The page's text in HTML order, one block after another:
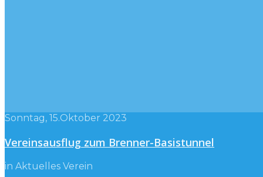
Sonntag, 15.Oktober 2023
Vereinsausflug zum Brenner-Basistunnel
in Aktuelles Verein